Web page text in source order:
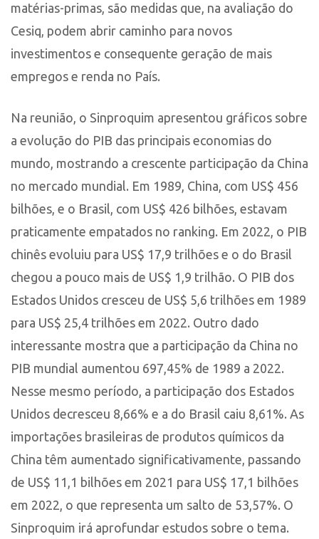
matérias-primas, são medidas que, na avaliação do
Cesiq, podem abrir caminho para novos
investimentos e consequente geração de mais
empregos e renda no País.
Na reunião, o Sinproquim apresentou gráficos sobre
a evolução do PIB das principais economias do
mundo, mostrando a crescente participação da China
no mercado mundial. Em 1989, China, com US$ 456
bilhões, e o Brasil, com US$ 426 bilhões, estavam
praticamente empatados no ranking. Em 2022, o PIB
chinês evoluiu para US$ 17,9 trilhões e o do Brasil
chegou a pouco mais de US$ 1,9 trilhão. O PIB dos
Estados Unidos cresceu de US$ 5,6 trilhões em 1989
para US$ 25,4 trilhões em 2022. Outro dado
interessante mostra que a participação da China no
PIB mundial aumentou 697,45% de 1989 a 2022.
Nesse mesmo período, a participação dos Estados
Unidos decresceu 8,66% e a do Brasil caiu 8,61%. As
importações brasileiras de produtos químicos da
China têm aumentado significativamente, passando
de US$ 11,1 bilhões em 2021 para US$ 17,1 bilhões
em 2022, o que representa um salto de 53,57%. O
Sinproquim irá aprofundar estudos sobre o tema.